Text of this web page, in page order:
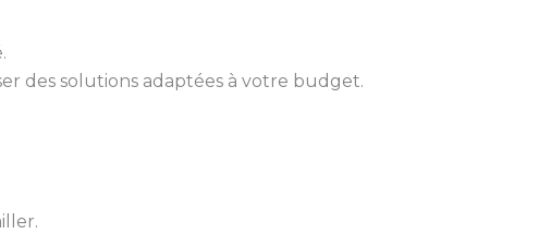
des solutions adaptées à votre budget.